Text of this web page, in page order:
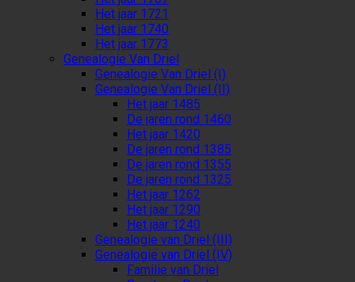
Het jaar 1721
Het jaar 1740
Het jaar 1773
Genealogie Van Driel
Genealogie Van Driel (I)
Genealogie Van Driel (II)
Het jaar 1485
De jaren rond 1460
Het jaar 1420
De jaren rond 1385
De jaren rond 1355
De jaren rond 1325
Het jaar 1262
Het jaar 1290
Het jaar 1240
Genealogie van Driel (III)
Genealogie van Driel (IV)
Familie van Driel